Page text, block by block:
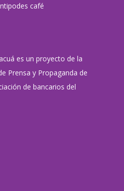
café
es un proyecto de la
Prensa y Propaganda de
de bancarios del